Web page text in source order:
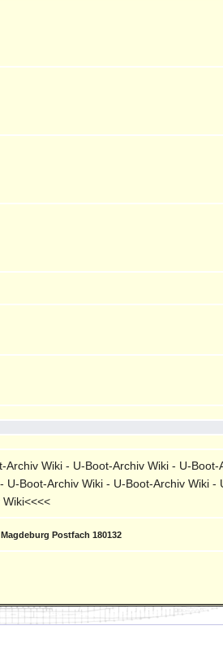
Wiki - U-Boot-Archiv Wiki - U-Boot-
Boot-Archiv Wiki - U-Boot-Archiv Wiki -
Postfach 180132